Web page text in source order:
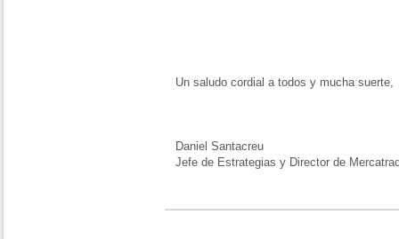
Un saludo cordial a todos y mucha suerte,
Daniel Santacreu
Jefe de Estrategias y Director de